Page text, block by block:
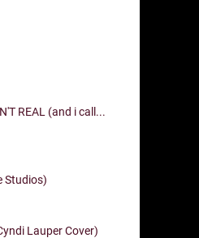
REAL (and i call...
Studios)
Lauper Cover)